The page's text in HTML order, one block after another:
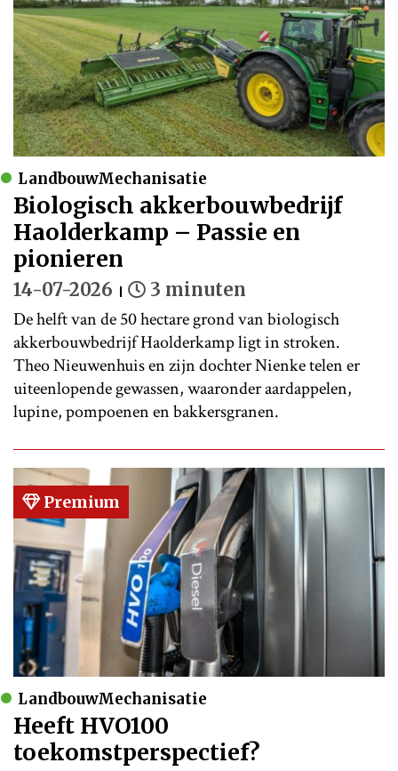
LandbouwMechanisatie
Biologisch akkerbouwbedrijf
Haolderkamp – Passie en
pionieren
14-07-2026 3 minuten
De helft van de 50 hectare grond van biologisch
akkerbouwbedrijf Haolderkamp ligt in stroken.
Theo Nieuwenhuis en zijn dochter Nienke telen er
uiteenlopende gewassen, waaronder aardappelen,
lupine, pompoenen en bakkersgranen.
Premium
LandbouwMechanisatie
Heeft HVO100
toekomstperspectief?